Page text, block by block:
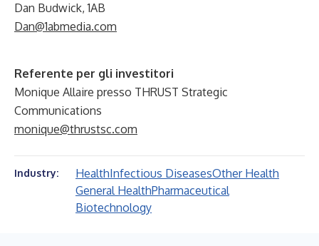
Dan Budwick, 1AB
Dan@1abmedia.com
Referente per gli investitori
Monique Allaire presso THRUST Strategic
Communications
monique@thrustsc.com
Industry: HealthInfectious DiseasesOther Health
General HealthPharmaceutical
Biotechnology